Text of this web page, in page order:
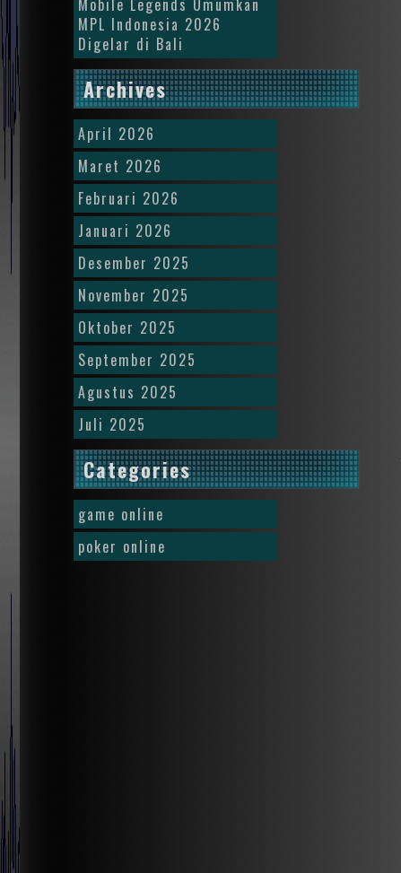
Mobile Legends Umumkan
MPL Indonesia 2026
Digelar di Bali
Archives
April 2026
Maret 2026
Februari 2026
Januari 2026
Desember 2025
November 2025
Oktober 2025
September 2025
Agustus 2025
Juli 2025
Categories
game online
poker online